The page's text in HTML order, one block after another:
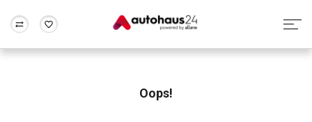
Rund um die Inzahlungnahme
Oops!